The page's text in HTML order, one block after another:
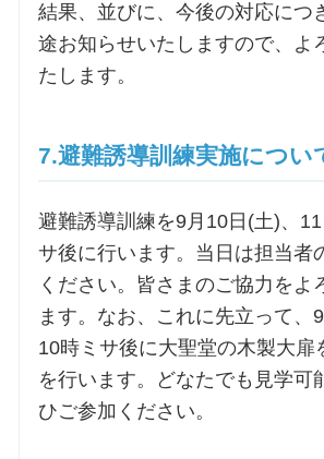
結果、並びに、今後の対応につ
途お知らせいたしますので、よ
たします。
7.避難誘導訓練実施につい
避難誘導訓練を9月10日(土)、11
サ後に行います。当日は担当者
ください。皆さまのご協力をよ
ます。なお、これに先立って、9
10時ミサ後に大聖堂の木製大扉
を行います。どなたでも見学可
ひご参加ください。